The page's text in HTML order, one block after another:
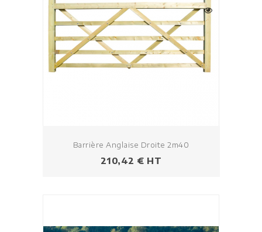
Barrière Anglaise Droite 2m40
Prezzo
210,42 € HT